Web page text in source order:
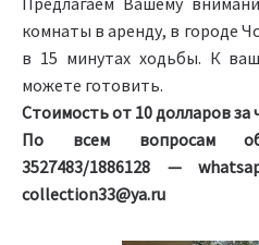
комнаты в аренду, в городе
в 15 минутах ходьбы. К
можете готовить.
Стоимость от 10 долларов за
По всем вопросам
3527483/1886128 —
collection33@ya.ru